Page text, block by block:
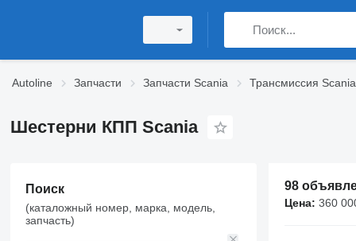
Autoline Запчасти Запчасти Scania Трансмиссия Scania
Шестерни КПП Scania
Поиск
(каталожный номер, марка, модель,
запчасть)
98
Цена: 360 000